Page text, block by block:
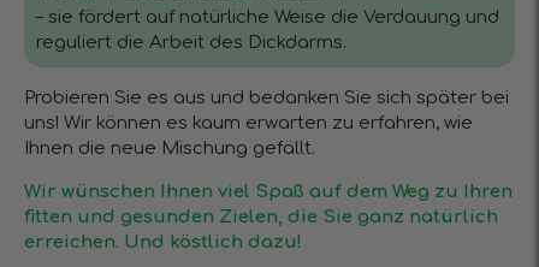
– sie fördert auf natürliche Weise die Verdauung und
reguliert die Arbeit des Dickdarms.
Probieren Sie es aus und bedanken Sie sich später bei
uns! Wir können es kaum erwarten zu erfahren, wie
Ihnen die neue Mischung gefällt.
Wir wünschen Ihnen viel Spaß auf dem Weg zu Ihren
fitten und gesunden Zielen, die Sie ganz natürlich
erreichen. Und köstlich dazu!